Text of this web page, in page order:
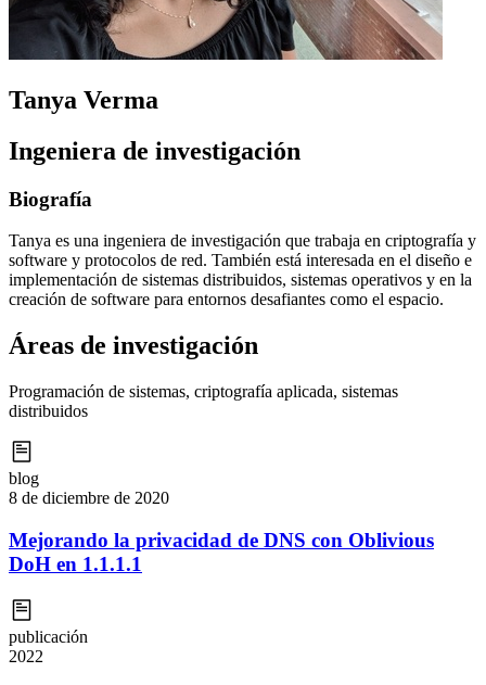
Tanya Verma
Ingeniera de investigación
Biografía
Tanya es una ingeniera de investigación que trabaja en criptografía y
software y protocolos de red. También está interesada en el diseño e
implementación de sistemas distribuidos, sistemas operativos y en la
creación de software para entornos desafiantes como el espacio.
Áreas de investigación
Programación de sistemas, criptografía aplicada, sistemas
distribuidos
blog
8 de diciembre de 2020
Mejorando la privacidad de DNS con Oblivious
DoH en 1.1.1.1
publicación
2022